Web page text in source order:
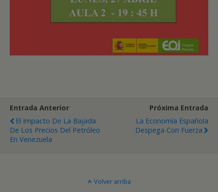
Entrada Anterior
El Impacto De La Bajada
De Los Precios Del Petróleo
En Venezuela
Próxima Entrada
La Economía Española
Despega Con Fuerza
Volver arriba